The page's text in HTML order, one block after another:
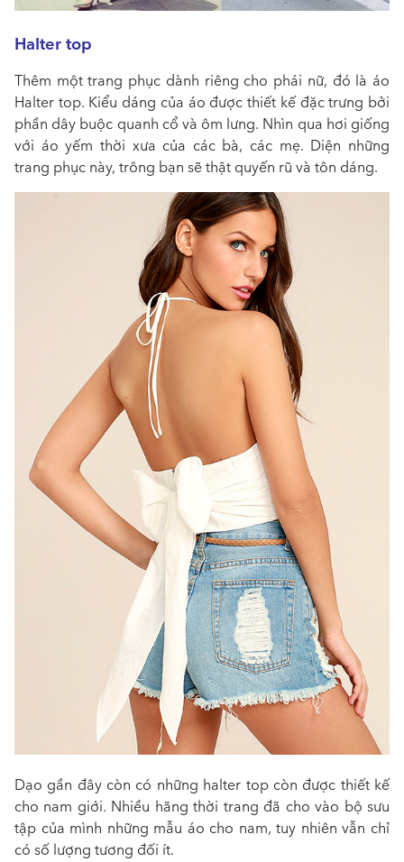
Halter top
Thêm một trang phục dành riêng cho phái nữ, đó là áo
Halter top. Kiểu dáng của áo được thiết kế đặc trưng bởi
phần dây buộc quanh cổ và ôm lưng. Nhìn qua hơi giống
với áo yếm thời xưa của các bà, các mẹ. Diện những
trang phục này, trông bạn sẽ thật quyến rũ và tôn dáng.
Dạo gần đây còn có những halter top còn được thiết kế
cho nam giới. Nhiều hãng thời trang đã cho vào bộ sưu
tập của mình những mẫu áo cho nam, tuy nhiên vẫn chỉ
có số lượng tương đối ít.